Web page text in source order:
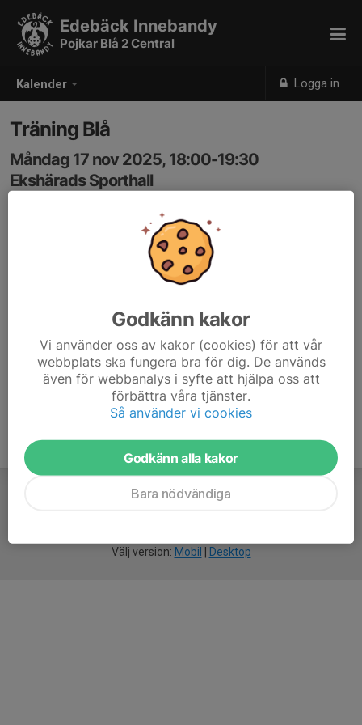
Kalender Logga in
Edebäck Innebandy
Pojkar Blå 2 Central
Träning Blå
Måndag 17 nov 2025, 18:00-19:30
Ekshärads Sporthall
Välj version: Mobil Desktop
Godkänn kakor
Vi använder oss av kakor (cookies) för att vår
webbplats ska fungera bra för dig. De används
även för webbanalys i syfte att hjälpa oss att
förbättra våra tjänster.
Så använder vi cookies
Godkänn alla kakor
Bara nödvändiga